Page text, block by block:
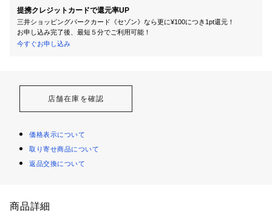
提携クレジットカードで還元率UP
三井ショッピングパークカード《セゾン》なら更に¥100につき1pt還元！
お申し込み完了後、最短５分でご利用可能！
今すぐお申し込み
店舗在庫を確認
価格表示について
取り寄せ商品について
返品交換について
商品詳細